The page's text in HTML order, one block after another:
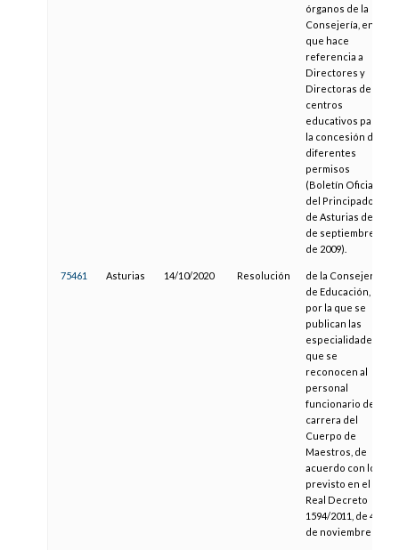
órganos de la
Consejería, en lo
que hace
referencia a
Directores y
Directoras de
centros
educativos para
la concesión de
diferentes
permisos
(Boletín Oficial
del Principado
de Asturias de 10
de septiembre
de 2009).
75461 Asturias 14/10/2020 Resolución
de la Consejería
de Educación,
por la que se
publican las
especialidades
que se
reconocen al
personal
funcionario de
carrera del
Cuerpo de
Maestros, de
acuerdo con lo
previsto en el
Real Decreto
1594/2011, de 4
de noviembre